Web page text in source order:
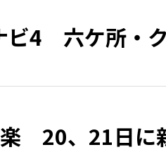
ビ4 六ケ所・
20、21日に